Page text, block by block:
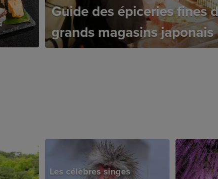
Guide des épiceries fines
grands magasins japonais
Les célèbres singes